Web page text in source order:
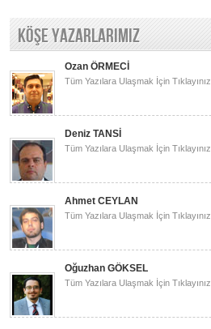
KÖŞE YAZARLARIMIZ
Ozan ÖRMECİ
Tüm Yazılara Ulaşmak İçin Tıklayınız.
Deniz TANSİ
Tüm Yazılara Ulaşmak İçin Tıklayınız.
Ahmet CEYLAN
Tüm Yazılara Ulaşmak İçin Tıklayınız.
Oğuzhan GÖKSEL
Tüm Yazılara Ulaşmak İçin Tıklayınız.